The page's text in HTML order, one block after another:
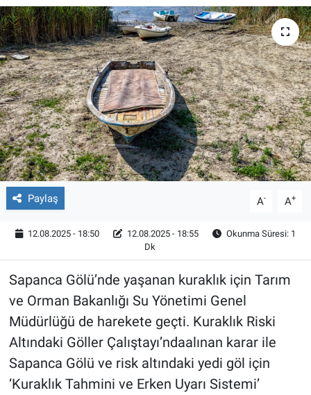
Paylaş A- A+
12.08.2025 - 18:50 12.08.2025 - 18:55
Okunma Süresi: 1
Dk
Sapanca Gölü’nde yaşanan kuraklık için Tarım
ve Orman Bakanlığı Su Yönetimi Genel
Müdürlüğü de harekete geçti. Kuraklık Riski
Altındaki Göller Çalıştayı’ndaalınan karar ile
Sapanca Gölü ve risk altındaki yedi göl için
‘Kuraklık Tahmini ve Erken Uyarı Sistemi’
Kültür & Sanat
Bilim-Teknoloji
Köşe Yazıları
Röportaj
Video Galeri
Tüm Manşetler
Son Dakika Haberleri
Haber Arşivi